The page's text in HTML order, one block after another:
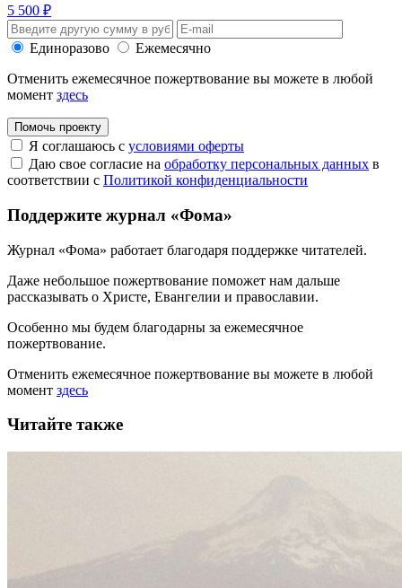
5 500 ₽
Единоразово
Ежемесячно
Отменить ежемесячное пожертвование вы можете в любой
момент здесь
Помочь проекту
Я соглашаюсь с условиями оферты
Даю свое согласие на обработку персональных данных в
соответствии с Политикой конфиденциальности
Поддержите журнал «Фома»
Журнал «Фома» работает благодаря поддержке читателей.
Даже небольшое пожертвование поможет нам дальше
рассказывать о Христе, Евангелии и православии.
Особенно мы будем благодарны за ежемесячное
пожертвование.
Отменить ежемесячное пожертвование вы можете в любой
момент здесь
Читайте также